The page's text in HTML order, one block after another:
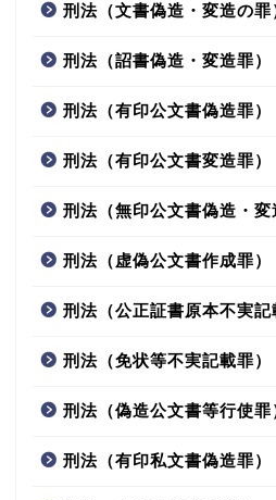
刑法（文書偽造・変造の罪
刑法（詔書偽造・変造罪）
刑法（有印公文書偽造罪）
刑法（有印公文書変造罪）
刑法（無印公文書偽造・変
刑法（虚偽公文書作成罪）
刑法（公正証書原本不実記
刑法（免状等不実記載罪）
刑法（偽造公文書等行使罪
刑法（有印私文書偽造罪）